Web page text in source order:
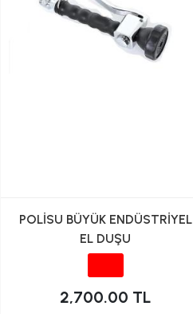
POLİSU BÜYÜK ENDÜSTRİYEL
EL DUŞU
2,700.00 TL